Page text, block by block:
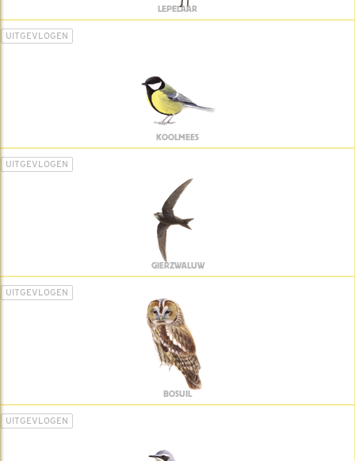
LEPELAAR
UITGEVLOGEN
KOOLMEES
UITGEVLOGEN
GIERZWALUW
UITGEVLOGEN
BOSUIL
UITGEVLOGEN